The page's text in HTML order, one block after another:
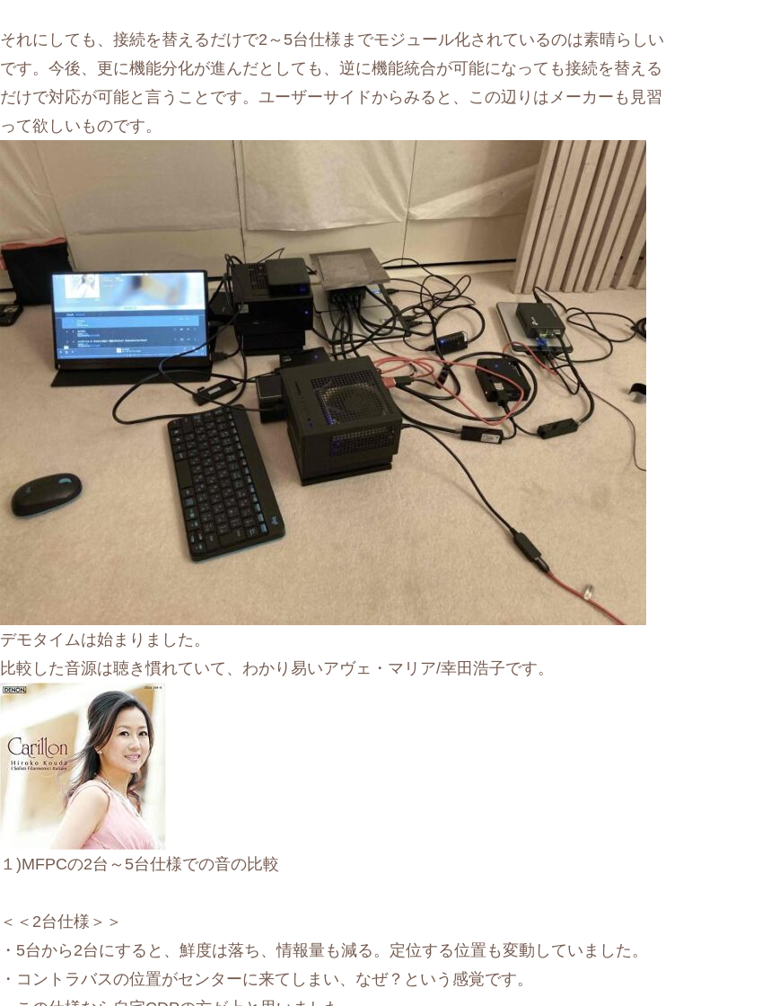
それにしても、接続を替えるだけで2～5台仕様までモジュール化されているのは素晴らしい
です。今後、更に機能分化が進んだとしても、逆に機能統合が可能になっても接続を替える
だけで対応が可能と言うことです。ユーザーサイドからみると、この辺りはメーカーも見習
って欲しいものです。
デモタイムは始まりました。
比較した音源は聴き慣れていて、わかり易いアヴェ・マリア/幸田浩子です。
１)MFPCの2台～5台仕様での音の比較
＜＜2台仕様＞＞
・5台から2台にすると、鮮度は落ち、情報量も減る。定位する位置も変動していました。
・コントラバスの位置がセンターに来てしまい、なぜ？という感覚です。